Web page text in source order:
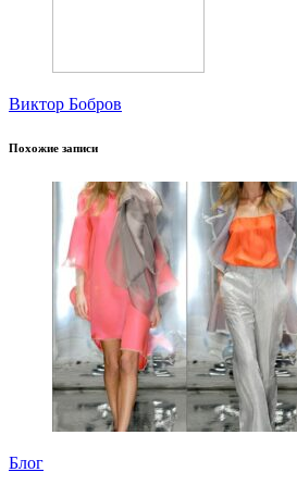
Виктор Бобров
Похожие записи
Блог